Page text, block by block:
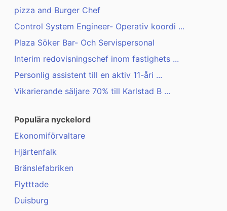
pizza and Burger Chef
Control System Engineer- Operativ koordi ...
Plaza Söker Bar- Och Servispersonal
Interim redovisningschef inom fastighets ...
Personlig assistent till en aktiv 11-åri ...
Vikarierande säljare 70% till Karlstad B ...
Populära nyckelord
Ekonomiförvaltare
Hjärtenfalk
Bränslefabriken
Flytttade
Duisburg